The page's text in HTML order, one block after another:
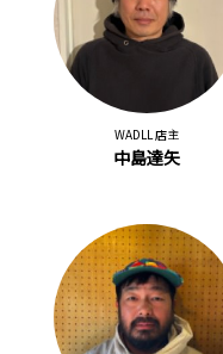
WADLL 店主
中島達矢